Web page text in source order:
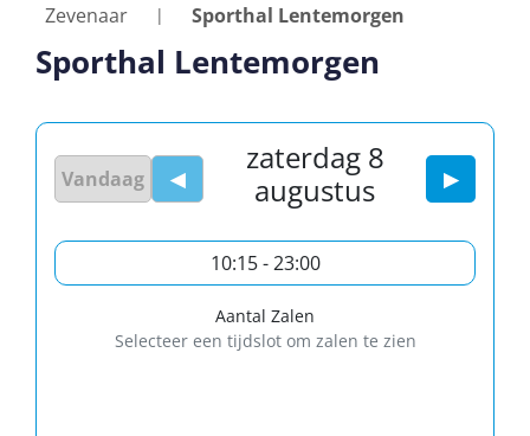
Zevenaar
Sporthal Lentemorgen
Sporthal Lentemorgen
Vandaag ◀
zaterdag 8
augustus
▶
10:15 - 23:00
Aantal Zalen
Selecteer een tijdslot om zalen te zien